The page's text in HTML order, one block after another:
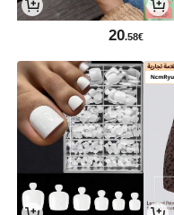
20.58€